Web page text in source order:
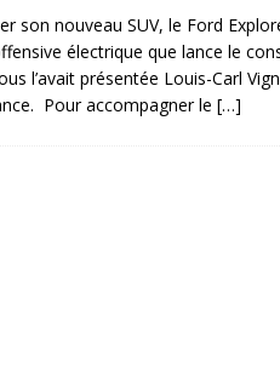
son nouveau SUV, le Ford
électrique que lance le
l’avait présentée Louis-Carl
Pour accompagner le […]